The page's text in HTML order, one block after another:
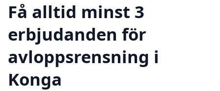
Få alltid minst 3
erbjudanden för
avloppsrensning i
Konga